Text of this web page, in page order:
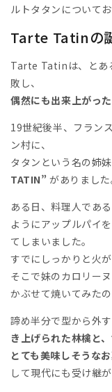
ルトタタンについて
Tarte Tatinの
Tarte Tatinは、とあ
敗し、
偶然にも出来上がった
19世紀後半、フラン
ン村に、
タタンという名の姉
TATIN” がありました
ある日、料理人であ
ようにアップルパイ
てしまいました。
すでにしっかりと火
そこで妹のカロリー
かぶせて焼いてみたの
諦め半分で型から外す
き上げられた林檎と
とても美味しそうな
して現代にも受け継が